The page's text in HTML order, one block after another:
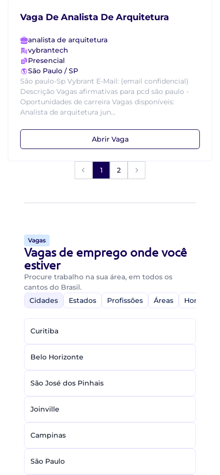
Vaga De Analista De Arquitetura
analista de arquitetura
vybrantech
Presencial
São Paulo / SP
São paulo-Sp Vybrant E-Mail: (email confidencial)
Descrição Vagas afirmativas para pcd são paulo -
Oportunidades de carreira Vagas disponíveis:
Analista de arquitetura jun...
Abrir Vaga
1 2
Vagas
Vagas de emprego onde você
estiver
Procure trabalho na sua área, em todos os
cantos do Brasil.
Cidades
Estados Profissões Áreas Home-
Curitiba
Belo Horizonte
São José dos Pinhais
Joinville
Campinas
São Paulo